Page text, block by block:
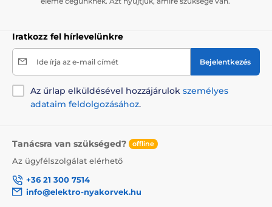
Iratkozz fel hírlevelünkre
Ide írja az e-mail címét Bejelentkezés
Az űrlap elküldésével hozzájárulok személyes
adataim feldolgozásához.
Tanácsra van szükséged? offline
Az ügyfélszolgálat elérhető
+36 21 300 7514
info@elektro-nyakorvek.hu